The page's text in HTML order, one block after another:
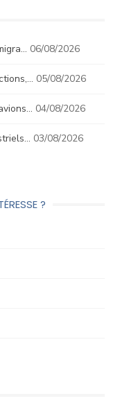
06/08/2026
05/08/2026
04/08/2026
03/08/2026
?